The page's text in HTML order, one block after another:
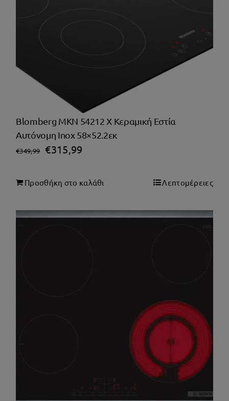
Blomberg MKN 54212 X Κεραμική Εστία
Αυτόνομη Inox 58×52.2εκ
€349,99
Original
was:
€315,99
τιμή
€315,99.
Προσθήκη στο καλάθι Λεπτομέρειες